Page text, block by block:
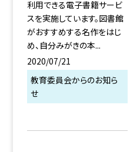
利用できる電子書籍サービ
スを実施しています。図書館
がおすすめする名作をはじ
め、自分みがきの本...
2020/07/21
教育委員会からのお知ら
せ